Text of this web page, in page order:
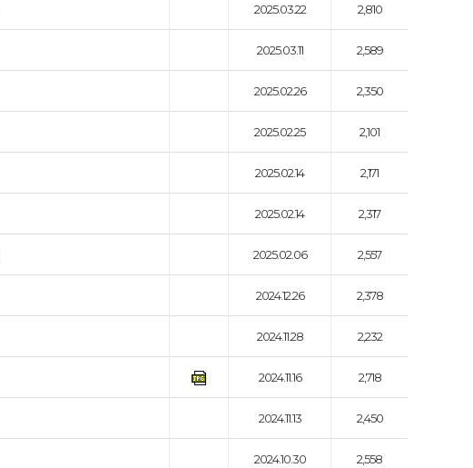
2025.03.22 2,810
2025.03.11 2,589
2025.02.26 2,350
2025.02.25 2,101
2025.02.14 2,171
2025.02.14 2,317
2025.02.06 2,557
2024.12.26 2,378
2024.11.28 2,232
2024.11.16 2,718
2024.11.13 2,450
2024.10.30 2,558